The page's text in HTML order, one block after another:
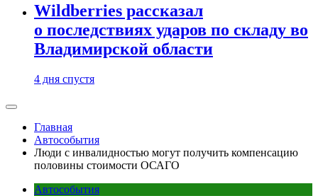
Wildberries рассказал
о последствиях ударов по складу во
Владимирской области
4 дня спустя
Главная
Автособытия
Люди с инвалидностью могут получить компенсацию
половины стоимости ОСАГО
Автособытия